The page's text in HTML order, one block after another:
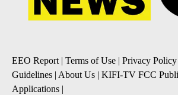
EEO Report| Terms of Use | Privacy Policy
Guidelines | About Us | KIFI-TV FCC
Applications |